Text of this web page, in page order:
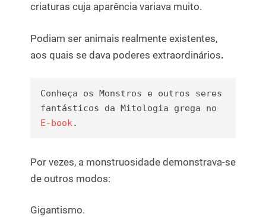
criaturas cuja aparência variava muito.
Podiam ser animais realmente existentes,
aos quais se dava poderes extraordinários.
Conheça os Monstros e outros seres
E-book.
Por vezes, a monstruosidade demonstrava-se
de outros modos:
Gigantismo.